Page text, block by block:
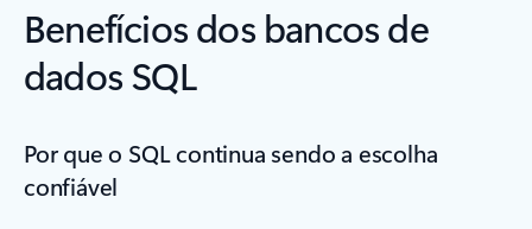
Benefícios dos bancos de
dados SQL
Por que o SQL continua sendo a escolha
confiável